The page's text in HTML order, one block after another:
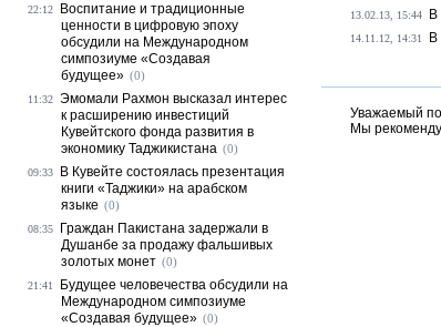
13.02.13, 15:44 В
14.11.12, 14:31 В
Уважаемый
Мы
22:12
Воспитание и традиционные
ценности в цифровую эпоху
обсудили на Международном
симпозиуме «Создавая
будущее» (0)
11:32 Эмомали Рахмон высказал интерес
к расширению инвестиций
Кувейтского фонда развития в
экономику Таджикистана (0)
09:33
В Кувейте состоялась презентация
книги «Таджики» на арабском
языке (0)
08:35
Граждан Пакистана задержали в
Душанбе за продажу фальшивых
золотых монет (0)
21:41
Будущее человечества обсудили на
Международном симпозиуме
«Создавая будущее» (0)